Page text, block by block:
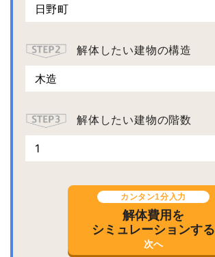
解体したい建物の構造
解体したい建物の階数
カンタン1分入力
解体費用を
シミュレーションする
次へ